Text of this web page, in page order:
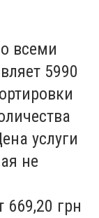
всеми
5990
услуги
не
669,20 грн